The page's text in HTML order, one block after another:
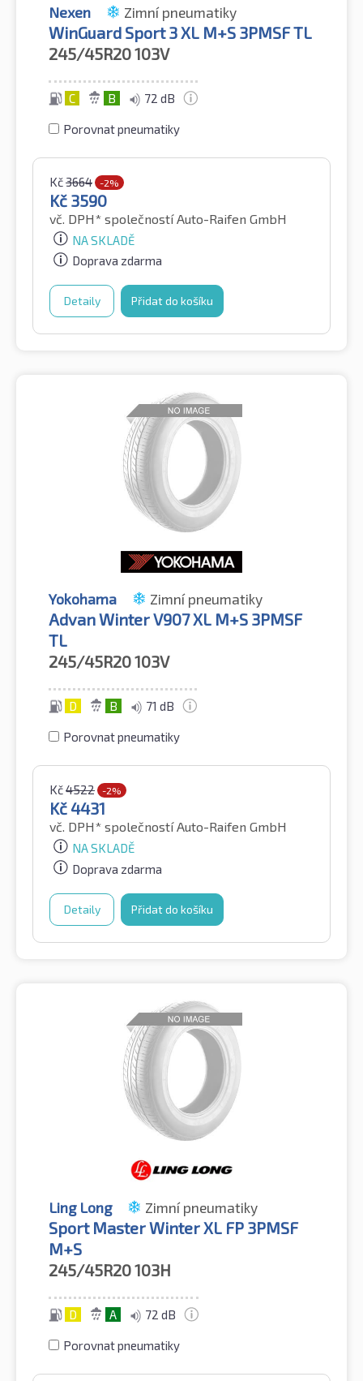
Nexen Zimní pneumatiky
WinGuard Sport 3 XL M+S 3PMSF TL
245/45R20103V
C B 72 dB
Porovnat pneumatiky
Kč3664 -2%
Kč 3590
vč. DPH* společností Auto-Raifen GmbH
NA SKLADĚ
Doprava zdarma
Detaily Přidat do košíku
Yokohama Zimní pneumatiky
Advan Winter V907 XL M+S 3PMSF
TL
245/45R20103V
D B 71 dB
Porovnat pneumatiky
Kč4522 -2%
Kč4431
vč. DPH* společností Auto-Raifen GmbH
NA SKLADĚ
Doprava zdarma
Detaily Přidat do košíku
Ling Long Zimní pneumatiky
Sport Master Winter XL FP 3PMSF
M+S
245/45R20103H
D A 72 dB
Porovnat pneumatiky